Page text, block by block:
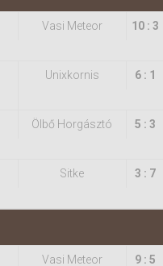
Vasi Meteor 10 : 3
Unixkornis 6 : 1
Ölbő Horgásztó 5 : 3
Sitke 3 : 7
Vasi Meteor 9 : 5